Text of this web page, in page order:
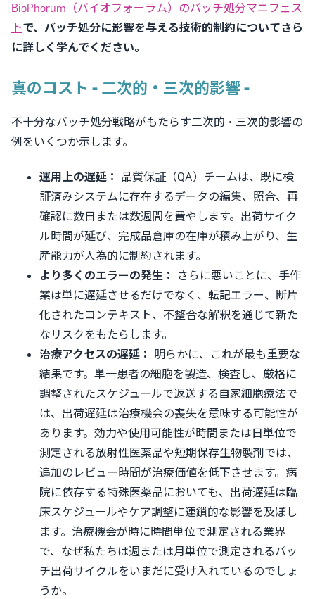
BioPhorum（バイオフォーラム）のバッチ処分マニフェス
トで、バッチ処分に影響を与える技術的制約についてさら
に詳しく学んでください。
真のコスト - 二次的・三次的影響 -
不十分なバッチ処分戦略がもたらす二次的・三次的影響の
例をいくつか示します。
運用上の遅延： 品質保証（QA）チームは、既に検
証済みシステムに存在するデータの編集、照合、再
確認に数日または数週間を費やします。出荷サイク
ル時間が延び、完成品倉庫の在庫が積み上がり、生
産能力が人為的に制約されます。
より多くのエラーの発生：
さらに悪いことに、手作
業は単に遅延させるだけでなく、転記エラー、断片
化されたコンテキスト、不整合な解釈を通じて新た
なリスクをもたらします。
治療アクセスの遅延： 明らかに、これが最も重要な
結果です。単一患者の細胞を製造、検査し、厳格に
調整されたスケジュールで返送する自家細胞療法で
は、出荷遅延は治療機会の喪失を意味する可能性が
あります。効力や使用可能性が時間または日単位で
測定される放射性医薬品や短期保存生物製剤では、
追加のレビュー時間が治療価値を低下させます。病
院に依存する特殊医薬品においても、出荷遅延は臨
床スケジュールやケア調整に連鎖的な影響を及ぼし
ます。治療機会が時に時間単位で測定される業界
で、なぜ私たちは週または月単位で測定されるバッ
チ出荷サイクルをいまだに受け入れているのでしょ
うか。